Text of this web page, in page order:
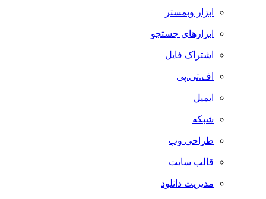
ابزار وبمستر
ابزارهای جستجو
اشتراک فایل
اف.تی.پی
ایمیل
شبکه
طراحی وب
قالب سایت
مدیریت دانلود